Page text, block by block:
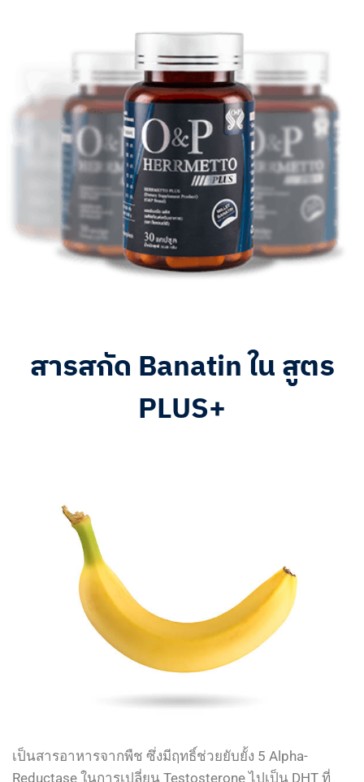
สารสกัด Banatin ใน สูตร
PLUS+
เป็นสารอาหารจากพืช ซึ่งมีฤทธิ์ช่วยยับยั้ง 5 Alpha-
Reductase ในการเปลี่ยน Testosterone ไปเป็น DHT ที่